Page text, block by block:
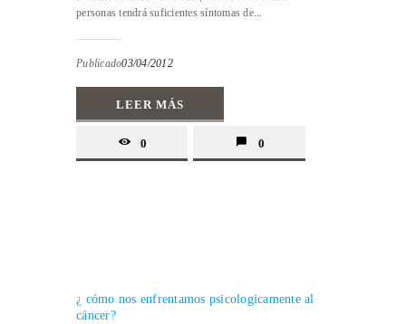
personas tendrá suficientes síntomas de...
Publicado03/04/2012
LEER MÁS
0 0
¿ cómo nos enfrentamos psicologicamente al
cáncer?